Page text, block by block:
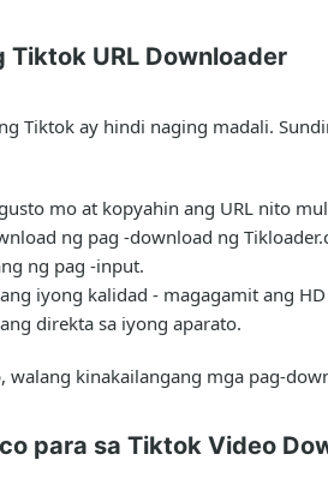
Tiktok URL Downloader
Tiktok ay hindi naging madali.
mo at kopyahin ang URL nito
ng pag -download ng
ng pag -input.
iyong kalidad - magagamit ang
direkta sa iyong aparato.
walang kinakailangang mga pag-
para sa Tiktok Video